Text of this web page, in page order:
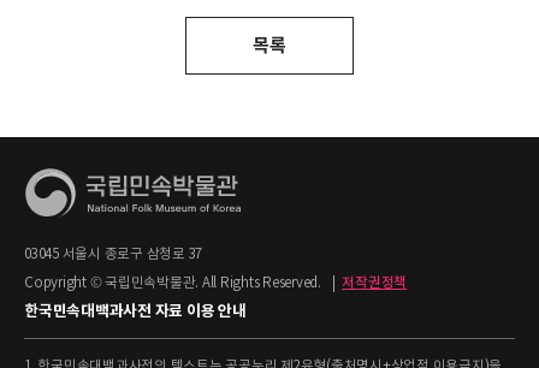
목록
03045 서울시 종로구 삼청로 37
Copyright © 국립민속박물관. All Rights Reserved.
저작권정책
한국민속대백과사전 자료 이용 안내